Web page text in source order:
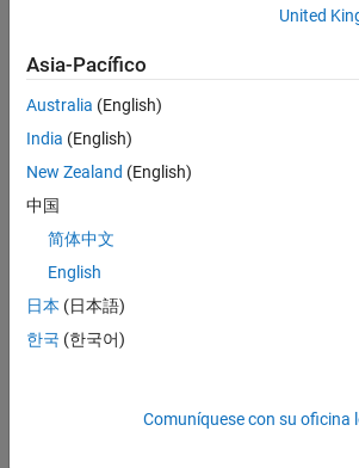
todos
empleos
en su
zona.
Aerospace and Defense Sales
Manager
Torrance
Experimentado
United
Asia-Pacífico
Australia (English)
India (English)
New Zealand (English)
中国
简体中文
English
日本 (日本語)
한국 (한국어)
Comuníquese con su oficina